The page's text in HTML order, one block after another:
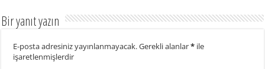
Bir yanıt yazın
E-posta adresiniz yayınlanmayacak.Gerekli alanlar* ile
işaretlenmişlerdir